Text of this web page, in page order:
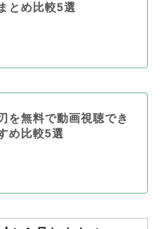
とめ比較5選
を無料で動画視聴でき
め比較5選